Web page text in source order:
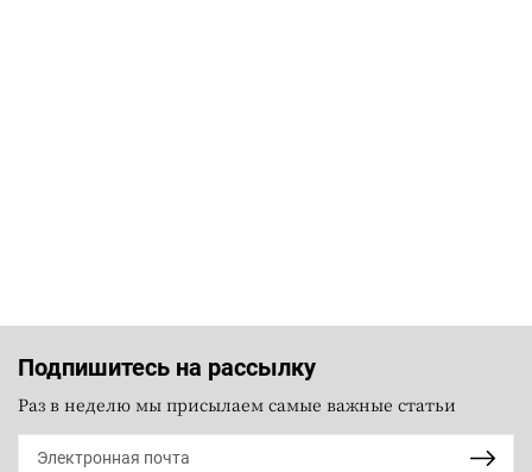
Подпишитесь на рассылку
Раз в неделю мы присылаем самые важные статьи